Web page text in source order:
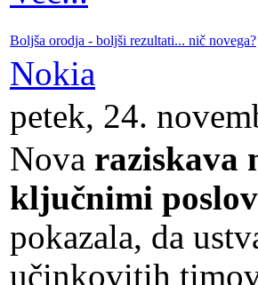
Boljša orodja - boljši rezultati... nič novega?
Nokia
petek, 24.
Nova raziskava
ključnimi
pokazala, da
učinkovitih